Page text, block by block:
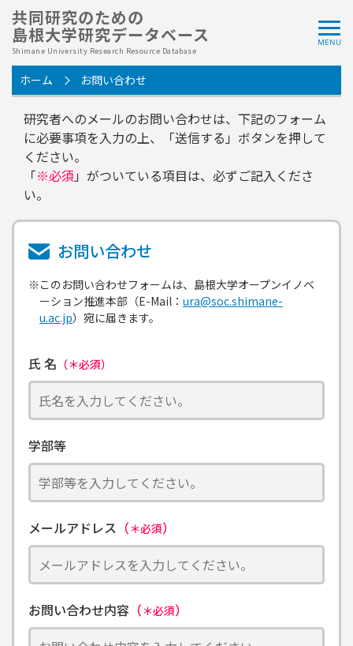
共同研究のための
島根大学研究データベース
Shimane University Research Resource Database
ホーム お問い合わせ
研究者へのメールのお問い合わせは、下記のフォーム
に必要事項を入力の上、「送信する」ボタンを押して
ください。
「※必須 」がついている項目は、必ずご記入くださ
い。
お問い合わせ
※このお問い合わせフォームは、島根大学オープンイノベ
ーション推進本部（E-Mail： ura@soc.shimane-
u.ac.jp）宛に届きます。
氏 名 （＊必須）
学部等
メールアドレス （＊必須）
お問い合わせ内容 （＊必須）